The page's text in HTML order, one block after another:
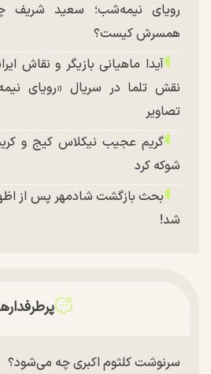
رویای نیمه‌شب؛ سعید شریف
همسرش کیست؟
آیدا ماهیانی بازیگر و نقاش
نقش تلما در سریال «رویای
تصاویر
گریم عجیب نیکلاس کیج و
شوکه کرد
بحث بازگشت شادمهر پس از
شد!
توافق با آمریکا در انتظار تایید
شد
سرنوشت کلثوم اکبری چه می‌شود؟